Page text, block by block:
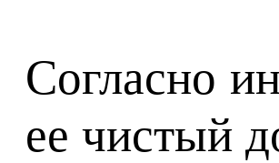
Согласно
ее чистый